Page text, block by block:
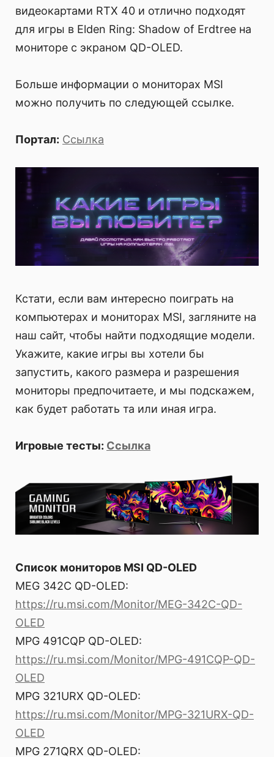
видеокартами RTX 40 и отлично подходят
для игры в Elden Ring: Shadow of Erdtree на
мониторе с экраном QD-OLED.
Больше информации о мониторах MSI
можно получить по следующей ссылке.
Портал: Ссылка
Кстати, если вам интересно поиграть на
компьютерах и мониторах MSI, загляните на
наш сайт, чтобы найти подходящие модели.
Укажите, какие игры вы хотели бы
запустить, какого размера и разрешения
мониторы предпочитаете, и мы подскажем,
как будет работать та или иная игра.
Игровые тесты: Ссылка
Список мониторов MSI QD-OLED
MEG 342C QD-OLED:
https://ru.msi.com/Monitor/MEG-342C-QD-
OLED
MPG 491CQP QD-OLED:
https://ru.msi.com/Monitor/MPG-491CQP-QD-
OLED
MPG 321URX QD-OLED:
https://ru.msi.com/Monitor/MPG-321URX-QD-
OLED
MPG 271QRX QD-OLED: